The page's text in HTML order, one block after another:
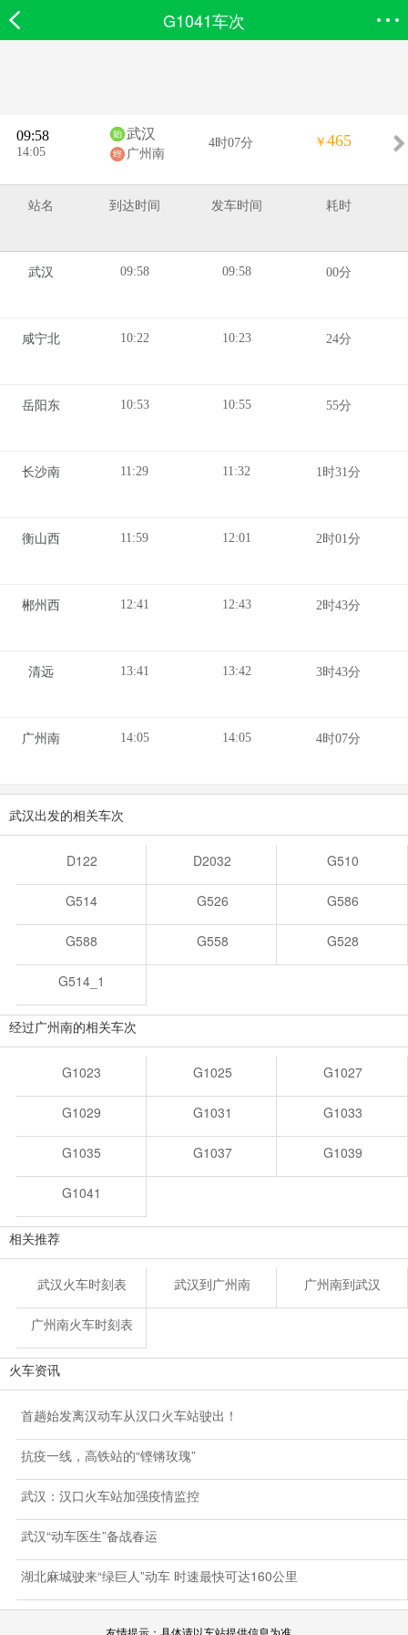
G1041车次
09:58
14:05
武汉
广州南
4时07分 ￥ 465
站名 到达时间 发车时间 耗时
武汉 09:58 09:58 00分
咸宁北 10:22 10:23 24分
岳阳东 10:53 10:55 55分
长沙南 11:29 11:32 1时31分
衡山西 11:59 12:01 2时01分
郴州西 12:41 12:43 2时43分
清远 13:41 13:42 3时43分
广州南 14:05 14:05 4时07分
武汉出发的相关车次
D122 D2032 G510
G514 G526 G586
G588 G558 G528
G514_1
经过广州南的相关车次
G1023 G1025 G1027
G1029 G1031 G1033
G1035 G1037 G1039
G1041
相关推荐
武汉火车时刻表 武汉到广州南 广州南到武汉
广州南火车时刻表
火车资讯
首趟始发离汉动车从汉口火车站驶出！
抗疫一线，高铁站的“铿锵玫瑰”
武汉：汉口火车站加强疫情监控
武汉“动车医生”备战春运
湖北麻城驶来“绿巨人”动车 时速最快可达160公里